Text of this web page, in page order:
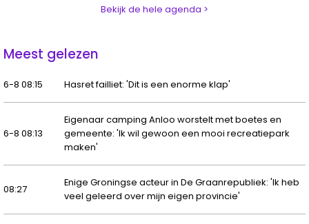
Bekijk de hele agenda >
Meest gelezen
6-8 08:15 Hasret failliet: 'Dit is een enorme klap'
6-8 08:13
Eigenaar camping Anloo worstelt met boetes en
gemeente: 'Ik wil gewoon een mooi recreatiepark
maken'
08:27
Enige Groningse acteur in De Graanrepubliek: 'Ik heb
veel geleerd over mijn eigen provincie'